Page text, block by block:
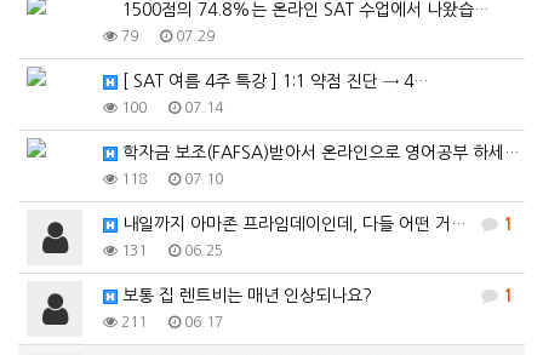
1500점의 74.8%는 온라인 SAT 수업에서 나왔습…
79 07.29
[ SAT 여름 4주 특강 ] 1:1 약점 진단 → 4…
100 07.14
학자금 보조(FAFSA)받아서 온라인으로 영어공부 하세…
118 07.10
1
내일까지 아마존 프라임데이인데, 다들 어떤 거 사셨는지…
131 06.25
1
보통 집 렌트비는 매년 인상되나요?
211 06.17